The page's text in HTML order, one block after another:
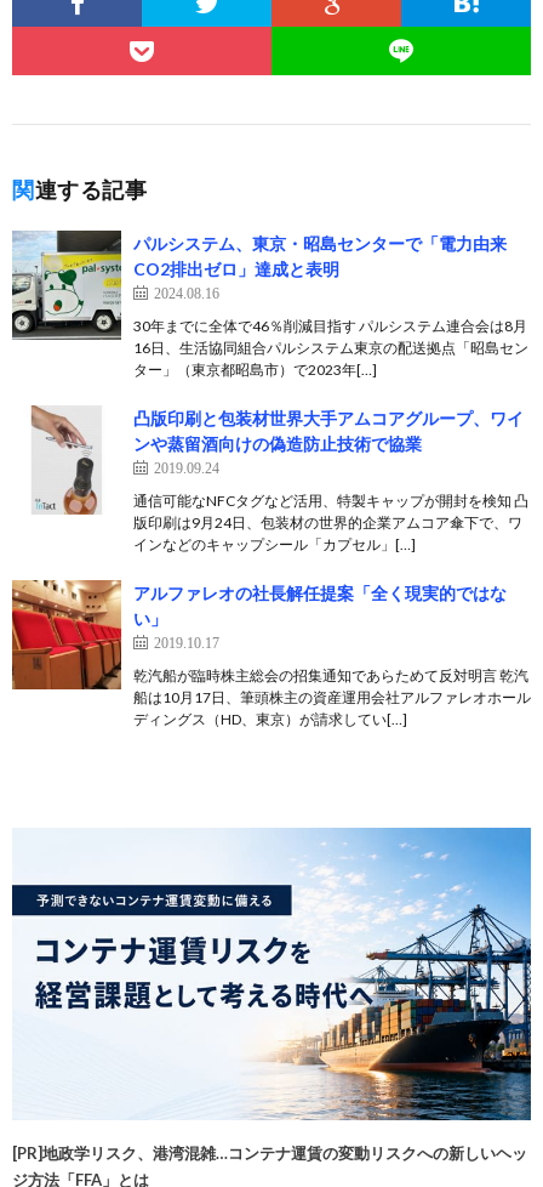
関連する記事
パルシステム、東京・昭島センターで「電力由来
CO2排出ゼロ」達成と表明
2024.08.16
30年までに全体で46％削減目指す パルシステム連合会は8月
16日、生活協同組合パルシステム東京の配送拠点「昭島セン
ター」（東京都昭島市）で2023年[…]
凸版印刷と包装材世界大手アムコアグループ、ワイ
ンや蒸留酒向けの偽造防止技術で協業
2019.09.24
通信可能なNFCタグなど活用、特製キャップが開封を検知 凸
版印刷は9月24日、包装材の世界的企業アムコア傘下で、ワ
インなどのキャップシール「カプセル」[…]
アルファレオの社長解任提案「全く現実的ではな
い」
2019.10.17
乾汽船が臨時株主総会の招集通知であらためて反対明言 乾汽
船は10月17日、筆頭株主の資産運用会社アルファレオホール
ディングス（HD、東京）が請求してい[…]
[PR]地政学リスク、港湾混雑…コンテナ運賃の変動リスクへの新しいヘッ
ジ方法「FFA」とは